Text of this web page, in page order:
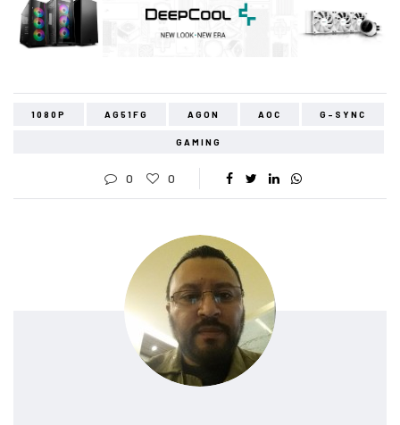
1080P AG51FG AGON AOC G-SYNC
GAMING
0 0